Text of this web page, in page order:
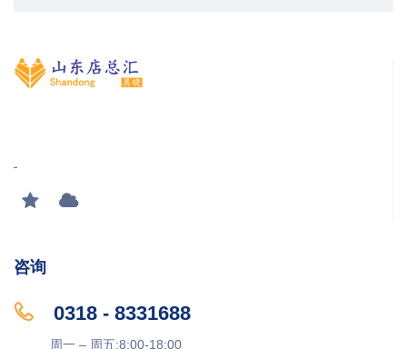
咨询
0318 - 8331688
周一 – 周五:8:00-18:00